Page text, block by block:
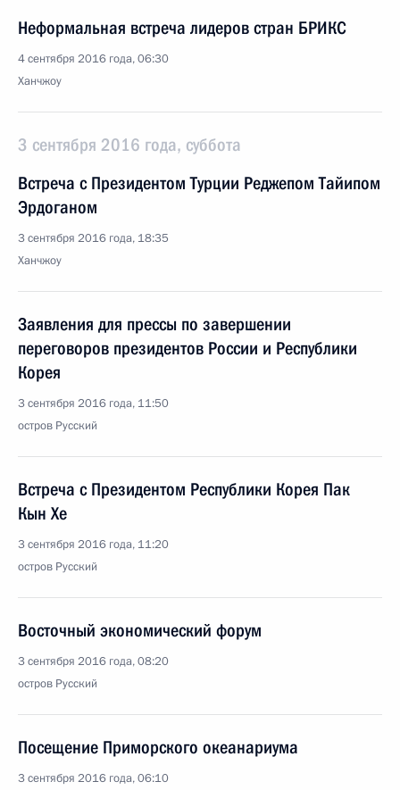
Неформальная встреча лидеров стран БРИКС
4 сентября 2016 года, 06:30
Ханчжоу
3 сентября 2016 года, суббота
Встреча с Президентом Турции Реджепом Тайипом
Эрдоганом
3 сентября 2016 года, 18:35
Ханчжоу
Заявления для прессы по завершении
переговоров президентов России и Республики
Корея
3 сентября 2016 года, 11:50
остров Русский
Встреча с Президентом Республики Корея Пак
Кын Хе
3 сентября 2016 года, 11:20
остров Русский
Восточный экономический форум
3 сентября 2016 года, 08:20
остров Русский
Посещение Приморского океанариума
3 сентября 2016 года, 06:10